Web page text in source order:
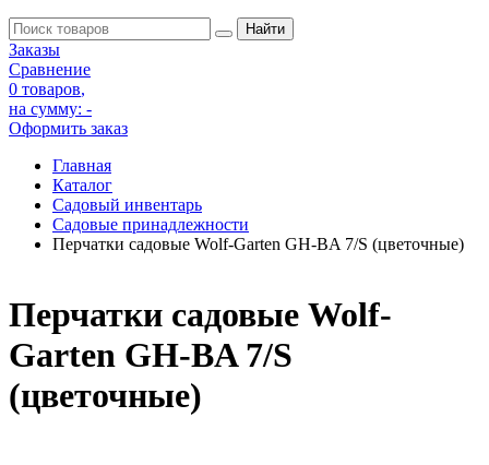
Заказы
Сравнение
0 товаров,
на сумму: -
Оформить заказ
Главная
Каталог
Садовый инвентарь
Садовые принадлежности
Перчатки садовые Wolf-Garten GH-BA 7/S (цветочные)
Перчатки садовые Wolf-
Garten GH-BA 7/S
(цветочные)